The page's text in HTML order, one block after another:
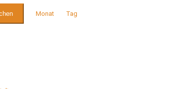
Ansichten-
Monat Tag